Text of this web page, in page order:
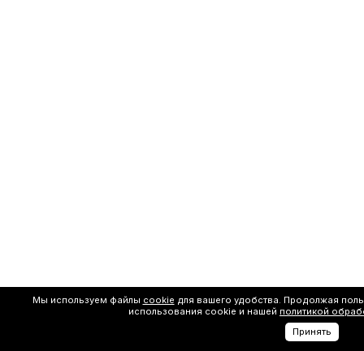
Мы используем файлы cookie для вашего удобства. Продолжая
использования cookie и нашей политикой
Принять